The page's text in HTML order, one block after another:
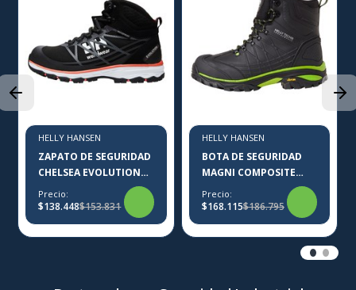
HELLY HANSEN
ZAPATO DE SEGURIDAD
CHELSEA EVOLUTION
MID HELLY HANSEN
Precio:
$138.448$153.831
HELLY HANSEN
BOTA DE SEGURIDAD
MAGNI COMPOSITE
HELLY HANSEN
Precio:
$168.115$186.795